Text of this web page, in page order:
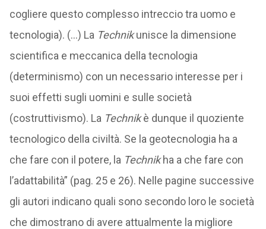
cogliere questo complesso intreccio tra uomo e
tecnologia). (…) La Technikunisce la dimensione
scientifica e meccanica della tecnologia
(determinismo) con un necessario interesse per i
suoi effetti sugli uomini e sulle società
(costruttivismo). La Technikè dunque il quoziente
tecnologico della civiltà. Se la geotecnologia ha a
che fare con il potere, la Technikha a che fare con
l’adattabilità” (pag. 25 e 26). Nelle pagine successive
gli autori indicano quali sono secondo loro le società
che dimostrano di avere attualmente la migliore